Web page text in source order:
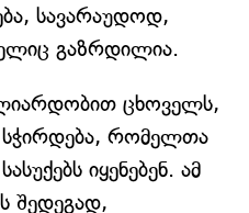
სავარაუდოდ,
გაზრდილია.
ცხოველს,
სჭირდება, რომელთა
იყენებენ. ამ
შედეგად,